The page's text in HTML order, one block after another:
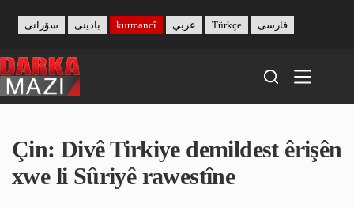
content
بادینی سۆرانی kurmancî عربي Türkçe فارسی
Çin: Divê Tirkiye demildest êrişên
xwe li Sûriyê rawestîne